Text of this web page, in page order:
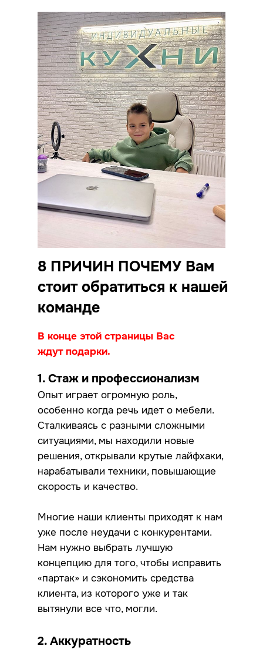
8 ПРИЧИН ПОЧЕМУ Вам
стоит обратиться к нашей
команде
Опыт играет огромную роль,
особенно когда речь идет о мебели.
Сталкиваясь с разными сложными
ситуациями, мы находили новые
решения, открывали крутые лайфхаки,
нарабатывали техники, повышающие
скорость и качество.
Многие наши клиенты приходят к нам
уже после неудачи с конкурентами.
Нам нужно выбрать лучшую
концепцию для того, чтобы исправить
«партак» и сэкономить средства
клиента, из которого уже и так
вытянули все что, могли.
В конце этой страницы Вас
ждут подарки.
1. Стаж и профессионализм
2. Аккуратность